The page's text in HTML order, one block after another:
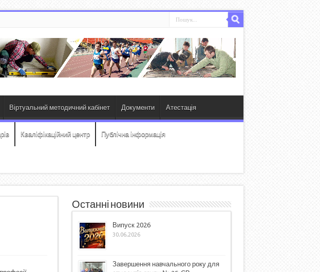
Віртуальний методичний кабінет Документи Атестація
Кваліфікаційний центр Публічна інформація
Останні новини
Випуск 2026
30.06.2026
Завершення навчального року для